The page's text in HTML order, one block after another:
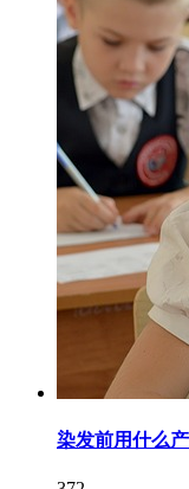
染发前用什么